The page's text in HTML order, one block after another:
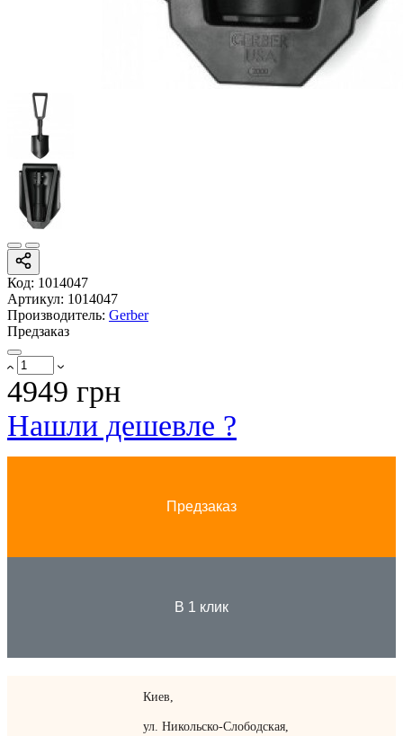
Код: 1014047
Артикул: 1014047
Производитель: Gerber
Предзаказ
4949 грн
Нашли дешевле ?
Предзаказ
В 1 клик
Киев,
ул. Никольско-Слободская,